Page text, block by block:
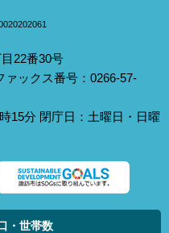
22番30号
ックス番号：0266-57-
15分 閉庁日：土曜日・日曜
・世帯数